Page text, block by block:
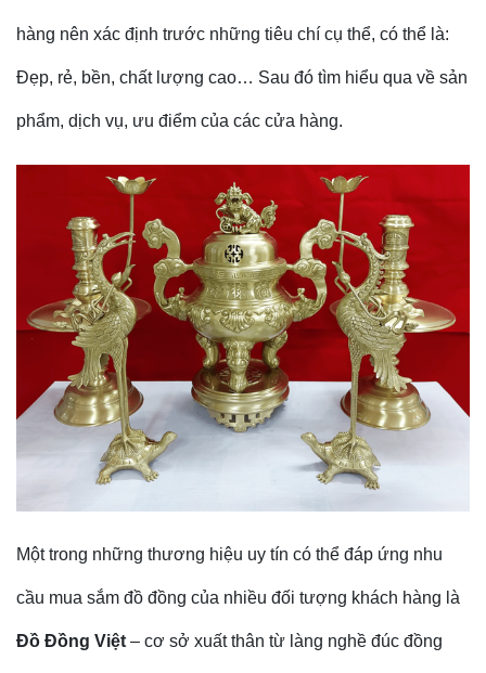
hàng nên xác định trước những tiêu chí cụ thể, có thể là:
Đẹp, rẻ, bền, chất lượng cao… Sau đó tìm hiểu qua về sản
phẩm, dịch vụ, ưu điểm của các cửa hàng.
Một trong những thương hiệu uy tín có thể đáp ứng nhu
cầu mua sắm đồ đồng của nhiều đối tượng khách hàng là
Đồ Đồng Việt – cơ sở xuất thân từ làng nghề đúc đồng